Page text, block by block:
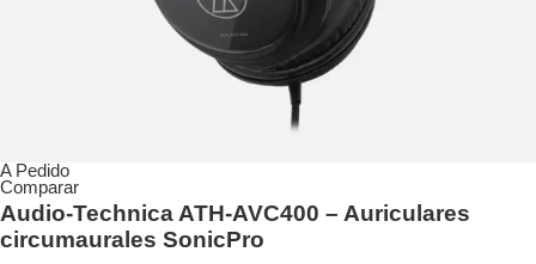
A Pedido
Comparar
Audio-Technica ATH-AVC400 – Auriculares
circumaurales SonicPro